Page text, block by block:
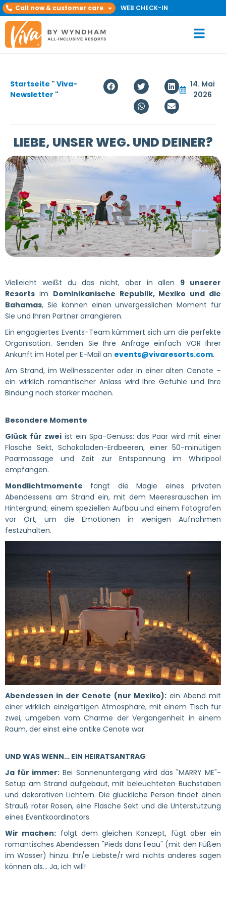
Call now & customer care WEB CHECK-IN
Startseite " Viva-
Newsletter "
14. Mai
2026
LIEBE, UNSER WEG. UND DEINER?
Vielleicht weißt du das nicht, aber in allen 9 unserer
Resorts im Dominikanische Republik, Mexiko und die
Bahamas, Sie können einen unvergesslichen Moment für
Sie und Ihren Partner arrangieren.
Ein engagiertes Events-Team kümmert sich um die perfekte
Organisation. Senden Sie Ihre Anfrage einfach VOR Ihrer
Ankunft im Hotel per E-Mail an events@vivaresorts.com.
Am Strand, im Wellnesscenter oder in einer alten Cenote –
ein wirklich romantischer Anlass wird Ihre Gefühle und Ihre
Bindung noch stärker machen.
Besondere Momente
Glück für zweiist ein Spa-Genuss: das Paar wird mit einer
Flasche Sekt, Schokoladen-Erdbeeren, einer 50-minütigen
Paarmassage und Zeit zur Entspannung im Whirlpool
empfangen.
Mondlichtmomente fängt die Magie eines privaten
Abendessens am Strand ein, mit dem Meeresrauschen im
Hintergrund; einem speziellen Aufbau und einem Fotografen
vor Ort, um die Emotionen in wenigen Aufnahmen
festzuhalten.
Abendessen in der Cenote (nur Mexiko):ein Abend mit
einer wirklich einzigartigen Atmosphäre, mit einem Tisch für
zwei, umgeben vom Charme der Vergangenheit in einem
Raum, der einst eine antike Cenote war.
UND WAS WENN… EIN HEIRATSANTRAG
Ja für immer: Bei Sonnenuntergang wird das "MARRY ME"-
Setup am Strand aufgebaut, mit beleuchteten Buchstaben
und dekorativen Lichtern. Die glückliche Person findet einen
Strauß roter Rosen, eine Flasche Sekt und die Unterstützung
eines Eventkoordinators.
Wir machen: folgt dem gleichen Konzept, fügt aber ein
romantisches Abendessen "Pieds dans l'eau" (mit den Füßen
im Wasser) hinzu. Ihr/e Liebste/r wird nichts anderes sagen
können als… Ja, ich will!